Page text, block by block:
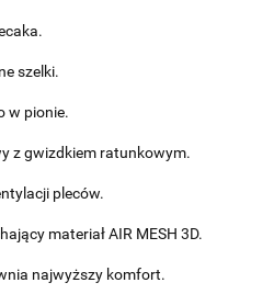
szelki.
w pionie.
z gwizdkiem ratunkowym.
pleców.
materiał AIR MESH 3D.
najwyższy komfort.